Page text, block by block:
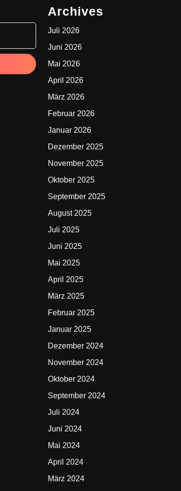
Archives
Juli 2026
Juni 2026
Mai 2026
April 2026
März 2026
Februar 2026
Januar 2026
Dezember 2025
November 2025
Oktober 2025
September 2025
August 2025
Juli 2025
Juni 2025
Mai 2025
April 2025
März 2025
Februar 2025
Januar 2025
Dezember 2024
November 2024
Oktober 2024
September 2024
Juli 2024
Juni 2024
Mai 2024
April 2024
März 2024